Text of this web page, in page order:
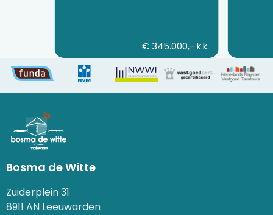
€ 345.000,- k.k.
Bosma de Witte
Zuiderplein 31
8911 AN Leeuwarden